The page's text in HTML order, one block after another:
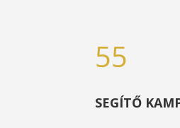
55
SEGÍTŐ